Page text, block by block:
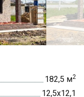
182,5 м2
12,5х12,1